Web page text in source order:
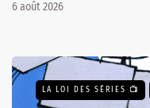
6 août 2026
LA LOI DES SÉRIES 📺